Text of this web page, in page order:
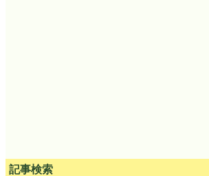
記事検索